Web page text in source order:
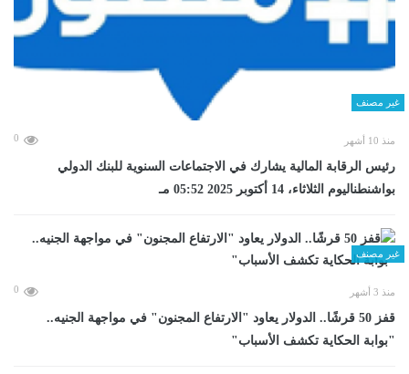
غير مصنف
منذ 10 أشهر 0
رئيس الرقابة المالية يشارك في الاجتماعات السنوية للبنك الدولي
بواشنطناليوم الثلاثاء، 14 أكتوبر 2025 05:52 مـ
غير مصنف
منذ 3 أشهر 0
قفز 50 قرشًا.. الدولار يعاود "الارتفاع المجنون" في مواجهة الجنيه..
"بوابة الحكاية تكشف الأسباب"